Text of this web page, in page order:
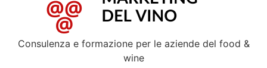
Consulenza e formazione per le aziende del food &
wine